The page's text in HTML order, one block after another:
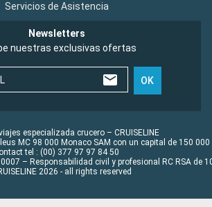
Servicios de Asistencia
Newsletters
nuestras exclusivas ofertas
OK
especializada crucero – CRUISELINE
MC 98 000 Monaco SAM con un capital de 150 000
tel : (00) 377 97 97 84 50
– Responsabilidad civil y profesional RC RSA de
2026 - all rights reserved